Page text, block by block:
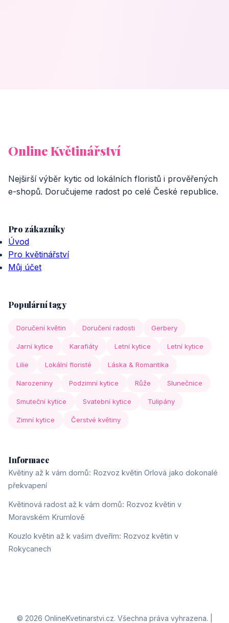
Online Květinářství
Nejširší výběr kytic od lokálních floristů i prověřených
e-shopů. Doručujeme radost po celé České republice.
Pro zákazníky
Úvod
Pro květinářství
Můj účet
Populární tagy
Doručení květin Doručení radosti Gerbery
Jarní kytice Karafiáty Letní kytice Letní kytice
Lilie Lokální floristé Láska & Romantika
Narozeniny Podzimní kytice Růže Slunečnice
Smuteční kytice Svatební kytice Tulipány
Zimní kytice Čerstvé květiny
Informace
Květiny až k vám domů: Rozvoz květin Orlová jako dokonalé
překvapení
Květinová radost až k vám domů: Rozvoz květin v
Moravském Krumlově
Kouzlo květin až k vašim dveřím: Rozvoz květin v
Rokycanech
© 2026 OnlineKvetinarstvi.cz. Všechna práva vyhrazena. |